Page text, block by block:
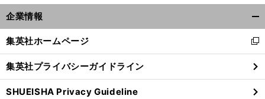
企業情報
閉
る
集英社ホームページ
新
し
い
ウ
ィ
集英社プライバシーガイドライン
SHUEISHA Privacy Guideline